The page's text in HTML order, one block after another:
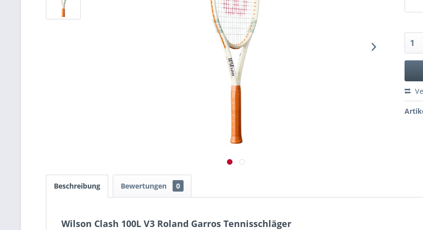
Beschreibung Bewertungen 0
Wilson Clash 100L V3 Roland Garros Tennisschläger